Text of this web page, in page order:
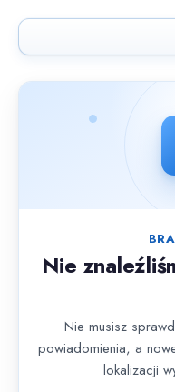
Nie znaleziono ofert
Nie
Nie musisz
powiadomienia, a
lokalizacji